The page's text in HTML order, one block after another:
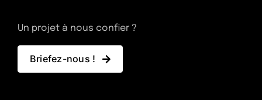
Un projet à nous confier ?
Briefez-nous !
Contact